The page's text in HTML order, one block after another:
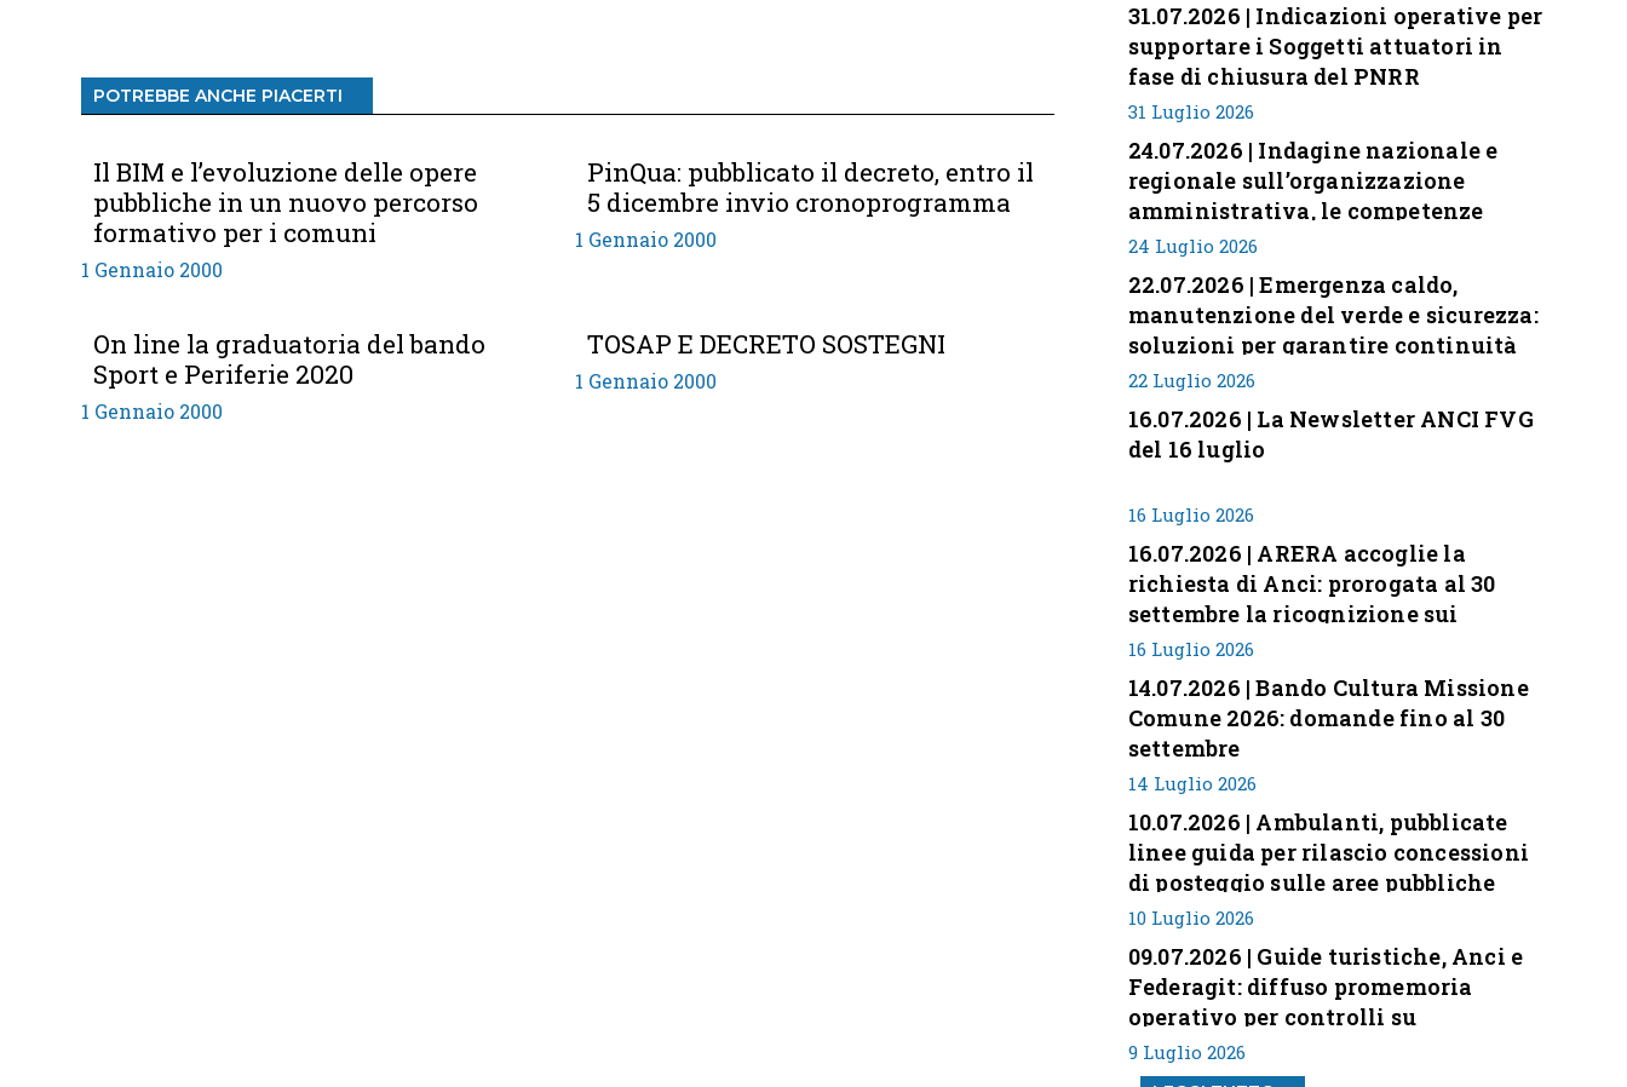
POTREBBE ANCHE PIACERTI
Il BIM e l’evoluzione delle opere
pubbliche in un nuovo percorso
formativo per i comuni
1 Gennaio 2000
PinQua: pubblicato il decreto, entro il
5 dicembre invio cronoprogramma
1 Gennaio 2000
On line la graduatoria del bando
Sport e Periferie 2020
1 Gennaio 2000
TOSAP E DECRETO SOSTEGNI
1 Gennaio 2000
31.07.2026 | Indicazioni operative per
supportare i Soggetti attuatori in
fase di chiusura del PNRR
31 Luglio 2026
24.07.2026 | Indagine nazionale e
regionale sull’organizzazione
amministrativa, le competenze
professionali e i modelli di gestione
nei piccoli Comuni italiani
24 Luglio 2026
22.07.2026 | Emergenza caldo,
manutenzione del verde e sicurezza:
soluzioni per garantire continuità
servizi
22 Luglio 2026
16.07.2026 | La Newsletter ANCI FVG
del 16 luglio
16 Luglio 2026
16.07.2026 | ARERA accoglie la
richiesta di Anci: prorogata al 30
settembre la ricognizione sui
corrispettivi
16 Luglio 2026
14.07.2026 | Bando Cultura Missione
Comune 2026: domande fino al 30
settembre
14 Luglio 2026
10.07.2026 | Ambulanti, pubblicate
linee guida per rilascio concessioni
di posteggio sulle aree pubbliche
10 Luglio 2026
09.07.2026 | Guide turistiche, Anci e
Federagit: diffuso promemoria
operativo per controlli su
professione
9 Luglio 2026